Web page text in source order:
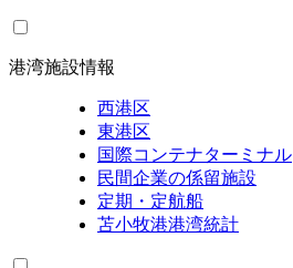
港湾施設情報
西港区
東港区
国際コンテナターミナル
民間企業の係留施設
定期・定航船
苫小牧港港湾統計